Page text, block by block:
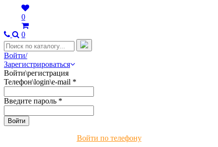
0
0
Войти/
Зарегистрироваться
Войти\регистрация
Телефон\login\e-mail *
Введите пароль *
Войти по телефону